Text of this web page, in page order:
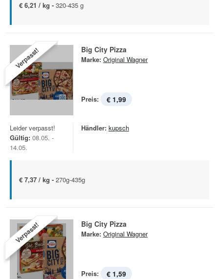
€ 6,21 / kg - 320-435 g
Verpasst! Big City Pizza
Marke: Original Wagner
Preis: € 1,99
Leider verpasst!
Gültig: 08.05. -
14.05.
Händler: kupsch
€ 7,37 / kg - 270g-435g
Verpasst! Big City Pizza
Marke: Original Wagner
Preis: € 1,59